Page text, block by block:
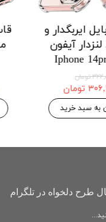
ایربگدار و
هواوی
Huawei
موجودی
طرح دلخواه در تلگرام